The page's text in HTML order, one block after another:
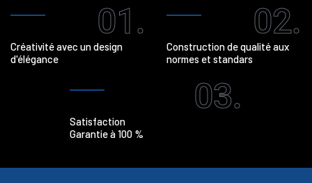
01.
Créativité avec un design
d'élégance
02.
Construction de qualité aux
normes et standars
03.
Satisfaction
Garantie à 100 %